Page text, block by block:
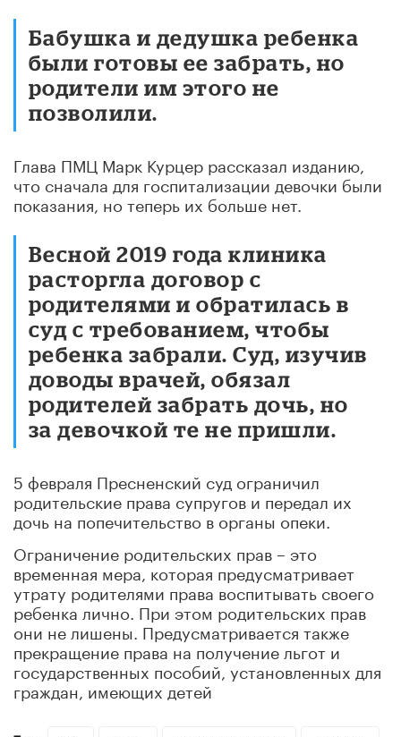
Бабушка и дедушка ребенка
были готовы ее забрать, но
родители им этого не
позволили.
Глава ПМЦ Марк Курцер рассказал изданию,
что сначала для госпитализации девочки были
показания, но теперь их больше нет.
Весной 2019 года клиника
расторгла договор с
родителями и обратилась в
суд с требованием, чтобы
ребенка забрали. Суд, изучив
доводы врачей, обязал
родителей забрать дочь, но
за девочкой те не пришли.
5 февраля Пресненский суд ограничил
родительские права супругов и передал их
дочь на попечительство в органы опеки.
Ограничение родительских прав – это
временная мера, которая предусматривает
утрату родителями права воспитывать своего
ребенка лично. При этом родительских прав
они не лишены. Предусматривается также
прекращение права на получение льгот и
государственных пособий, установленных для
граждан, имеющих детей